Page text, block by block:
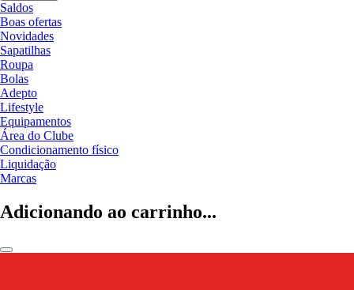
Saldos
Boas ofertas
Novidades
Sapatilhas
Roupa
Bolas
Adepto
Lifestyle
Equipamentos
Área do Clube
Condicionamento físico
Liquidação
Marcas
Adicionando ao carrinho...